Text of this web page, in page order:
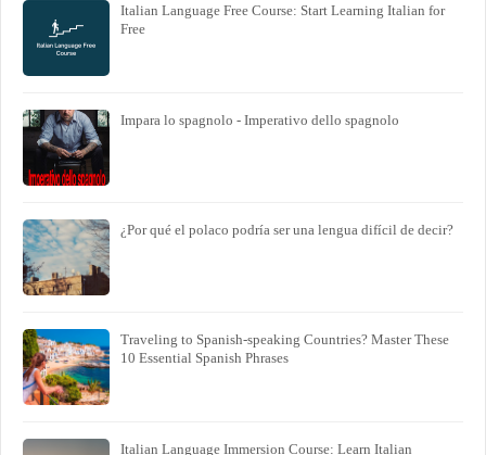
Italian Language Free Course: Start Learning Italian for
Free
Impara lo spagnolo - Imperativo dello spagnolo
¿Por qué el polaco podría ser una lengua difícil de decir?
Traveling to Spanish-speaking Countries? Master These
10 Essential Spanish Phrases
Italian Language Immersion Course: Learn Italian